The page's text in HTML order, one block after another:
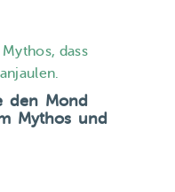
den Mond
Mythos und